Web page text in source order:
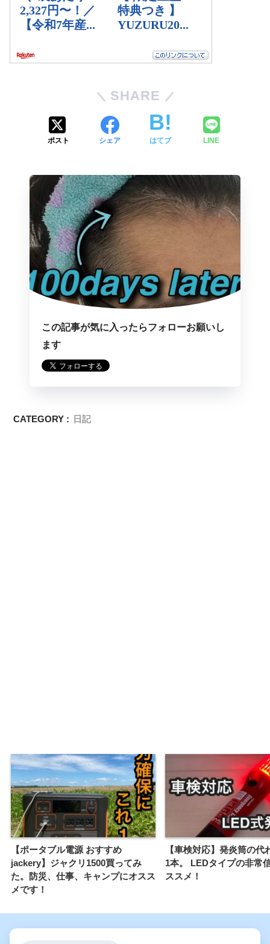
SHARE
ポスト シェア はてブ LINE
この記事が気に入ったらフォローお願いし
ます
CATEGORY : 日記
【ポータブル電源 おすすめ
jackery】ジャクリ1500買ってみ
た。防災、仕事、キャンプにオスス
メです！
【車検対応】発炎筒の代
1本。 LEDタイプの非常
ススメ！